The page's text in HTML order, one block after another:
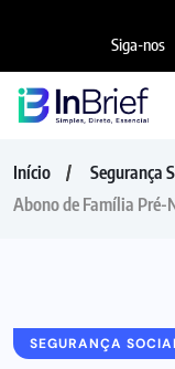
Siga-nos
Início
Segurança
Abono de Família
SEGURANÇA